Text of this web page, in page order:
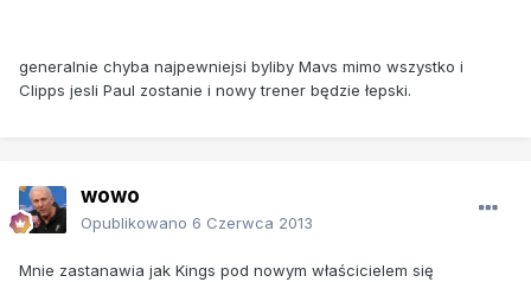
generalnie chyba najpewniejsi byliby Mavs mimo wszystko i
Clipps jesli Paul zostanie i nowy trener będzie łepski.
wowo
Opublikowano 6 Czerwca 2013
Mnie zastanawia jak Kings pod nowym właścicielem się